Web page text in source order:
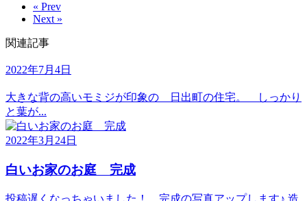
« Prev
Next »
関連記事
2022年7月4日
大きな背の高いモミジが印象の 日出町の住宅。 しっかり
と葉が...
2022年3月24日
白いお家のお庭 完成
投稿遅くなっちゃいました！ 完成の写真アップします♪ 造